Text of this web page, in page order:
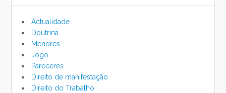
Actualidade
Doutrina
Menores
Jogo
Pareceres
Direito de manifestação
Direito do Trabalho